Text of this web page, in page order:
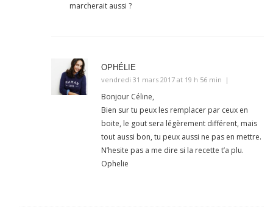
marcherait aussi ?
OPHÉLIE
vendredi 31 mars 2017 at 19 h 56 min
Bonjour Céline,
Bien sur tu peux les remplacer par ceux en
boite, le gout sera légèrement différent, mais
tout aussi bon, tu peux aussi ne pas en mettre.
N’hesite pas a me dire si la recette t’a plu.
Ophelie